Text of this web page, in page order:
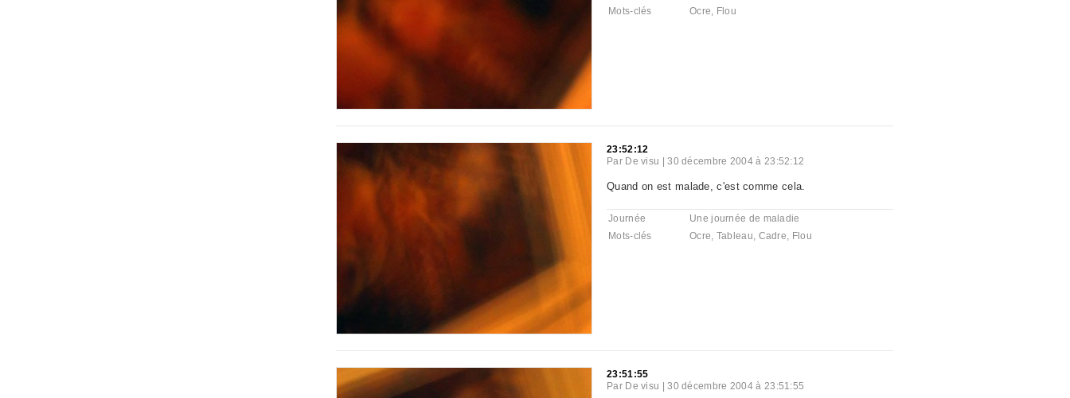
Mots-clés
Ocre, Flou
23:52:12
Par De visu |30 décembre 2004 à 23:52:12
Quand on est malade, c'est comme cela.
Journée
Une journée de maladie
Mots-clés
Ocre, Tableau, Cadre, Flou
23:51:55
Par De visu |30 décembre 2004 à 23:51:55